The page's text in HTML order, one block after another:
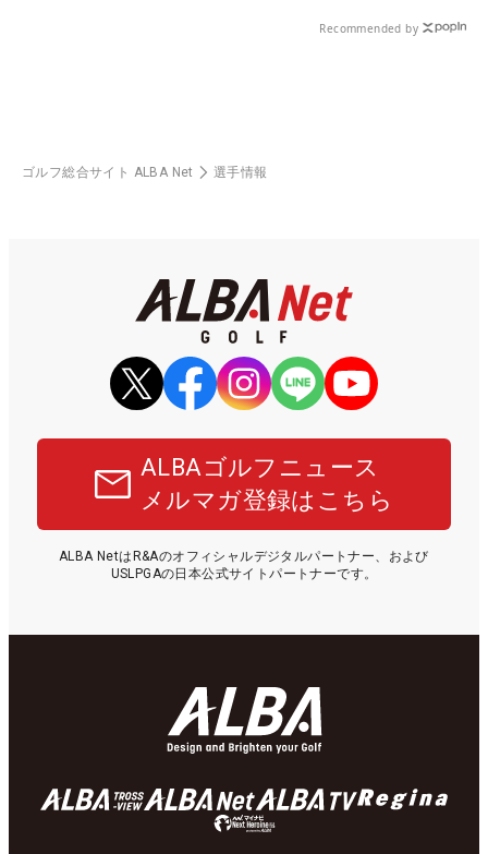
Recommended by
ゴルフ総合サイト ALBA Net 選手情報
ALBAゴルフニュース
メルマガ登録はこちら
ALBA NetはR&Aのオフィシャルデジタルパートナー、および
USLPGAの日本公式サイトパートナーです。